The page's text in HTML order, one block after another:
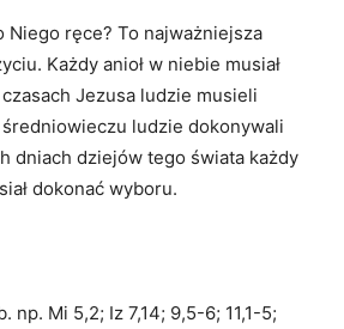
Niego ręce? To najważniejsza
Każdy anioł w niebie musiał
Jezusa ludzie musieli
ludzie dokonywali
dniach dziejów tego świata każdy
dokonać wyboru.
np. Mi 5,2; Iz 7,14; 9,5-6; 11,1-5;